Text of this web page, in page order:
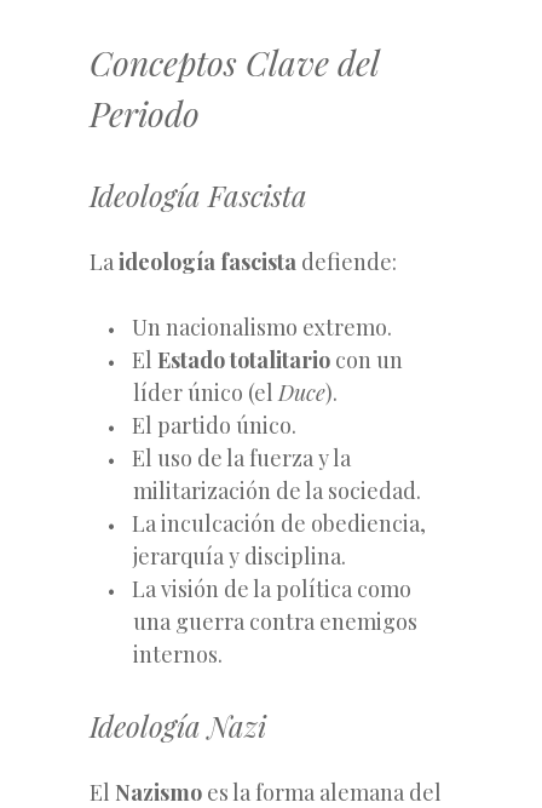
Conceptos Clave del
Periodo
Ideología Fascista
Laideología fascista defiende:
Un nacionalismo extremo.
El Estado totalitario con un
líder único (elDuce).
El partido único.
El uso de la fuerza y la
militarización de la sociedad.
La inculcación de obediencia,
jerarquía y disciplina.
La visión de la política como
una guerra contra enemigos
internos.
Ideología Nazi
El Nazismo es la forma alemana del